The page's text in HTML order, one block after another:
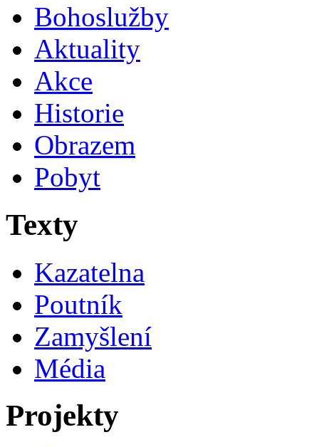
Bohoslužby
Aktuality
Akce
Historie
Obrazem
Pobyt
Texty
Kazatelna
Poutník
Zamyšlení
Média
Projekty